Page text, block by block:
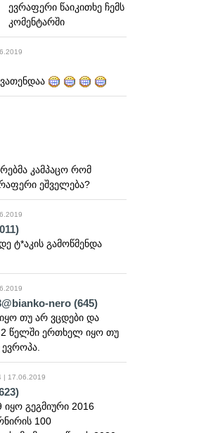
ევრაფერი წაიკითხე ჩემს
კომენტარში
კამპაცო რომ
ეშველება?
ტ*აკის გამოწმენდა
nero (645)
თუ არ ვცდები და
წელში ერთხელ იყო თუ
| 17.06.2019
იყო გეგმიური 2016
100